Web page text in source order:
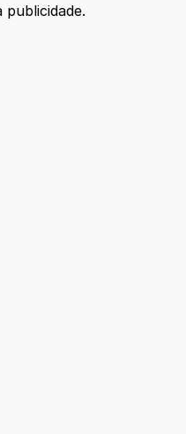
publicidade.